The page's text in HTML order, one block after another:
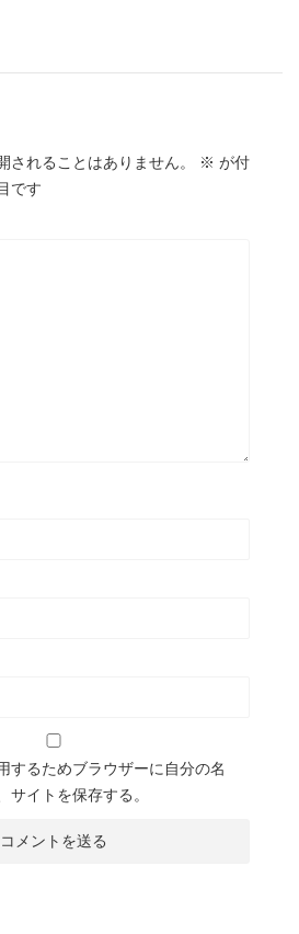
されることはありません。 ※ が付
です
するためブラウザーに自分の名
サイトを保存する。